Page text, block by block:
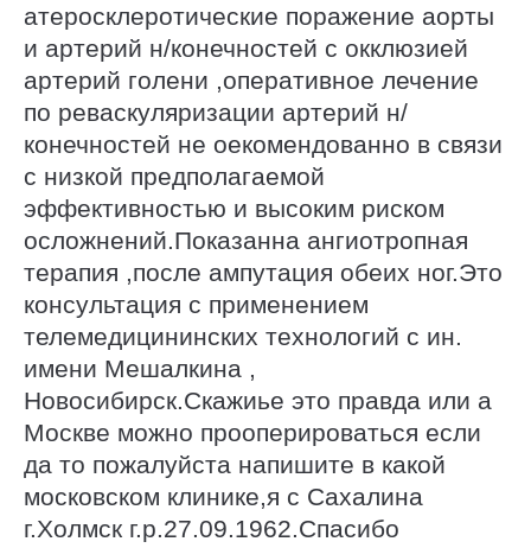
атеросклеротические поражение аорты
и артерий н/конечностей с окклюзией
артерий голени ,оперативное лечение
по реваскуляризации артерий н/
конечностей не оекомендованно в связи
с низкой предполагаемой
эффективностью и высоким риском
осложнений.Показанна ангиотропная
терапия ,после ампутация обеих ног.Это
консультация с применением
телемедицининских технологий с ин.
имени Мешалкина ,
Новосибирск.Скажиье это правда или а
Москве можно прооперироваться если
да то пожалуйста напишите в какой
московском клинике,я с Сахалина
г.Холмск г.р.27.09.1962.Спасибо